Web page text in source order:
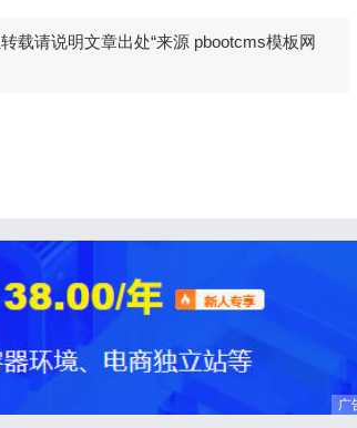
载请说明文章出处“来源 pbootcms模板网
广